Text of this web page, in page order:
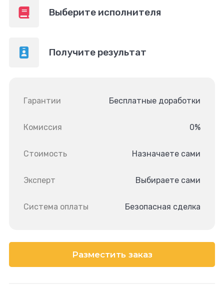
Выберите исполнителя
Получите результат
Гарантии Бесплатные доработки
Комиссия 0%
Стоимость Назначаете сами
Эксперт Выбираете сами
Система оплаты Безопасная сделка
Разместить заказ